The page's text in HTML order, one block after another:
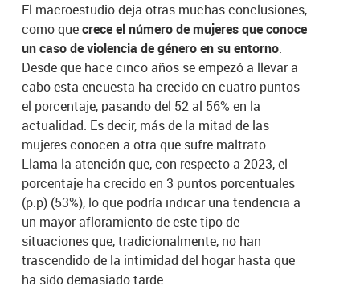
El macroestudio deja otras muchas conclusiones,
como quecrece el número de mujeres que conoce
un caso de violencia de género en su entorno.
Desde que hace cinco años se empezó a llevar a
cabo esta encuesta ha crecido en cuatro puntos
el porcentaje, pasando del 52 al 56% en la
actualidad. Es decir, más de la mitad de las
mujeres conocen a otra que sufre maltrato.
Llama la atención que, con respecto a 2023, el
porcentaje ha crecido en 3 puntos porcentuales
(p.p) (53%), lo que podría indicar una tendencia a
un mayor afloramiento de este tipo de
situaciones que, tradicionalmente, no han
trascendido de la intimidad del hogar hasta que
ha sido demasiado tarde.